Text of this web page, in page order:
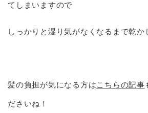
てしまいますので
しっかりと湿り気がなくなるまで乾か
髪の負担が気になる方はこちらの記事
ださいね！